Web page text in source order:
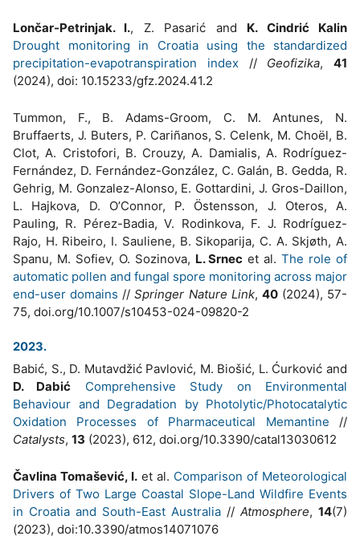
Lončar-Petrinjak. I., Z. Pasarić and K. Cindrić Kalin
Drought monitoring in Croatia using the standardized
precipitation-evapotranspiration index// Geofizika, 41
(2024), doi: 10.15233/gfz.2024.41.2
Tummon, F., B. Adams-Groom, C. M. Antunes, N.
Bruffaerts, J. Buters, P. Cariñanos, S. Celenk, M. Choël, B.
Clot, A. Cristofori, B. Crouzy, A. Damialis, A. Rodríguez-
Fernández, D. Fernández-González, C. Galán, B. Gedda, R.
Gehrig, M. Gonzalez-Alonso, E. Gottardini, J. Gros-Daillon,
L. Hajkova, D. O’Connor, P. Östensson, J. Oteros, A.
Pauling, R. Pérez-Badia, V. Rodinkova, F. J. Rodríguez-
Rajo, H. Ribeiro, I. Sauliene, B. Sikoparija, C. A. Skjøth, A.
Spanu, M. Sofiev, O. Sozinova, L. Srnec et al.The role of
automatic pollen and fungal spore monitoring across major
end-user domains //Springer Nature Link, 40(2024), 57-
75, doi.org/10.1007/s10453-024-09820-2
2023.
Babić, S., D. Mutavdžić Pavlović, M. Biošić, L. Ćurković and
D. Dabić
Comprehensive Study on Environmental
Behaviour and Degradation by Photolytic/Photocatalytic
Oxidation Processes of Pharmaceutical Memantine //
Catalysts, 13 (2023), 612, doi.org/10.3390/catal13030612
Čavlina Tomašević, I. et al. Comparison of Meteorological
Drivers of Two Large Coastal Slope-Land Wildfire Events
in Croatia and South-East Australia // Atmosphere, 14(7)
(2023), doi:10.3390/atmos14071076